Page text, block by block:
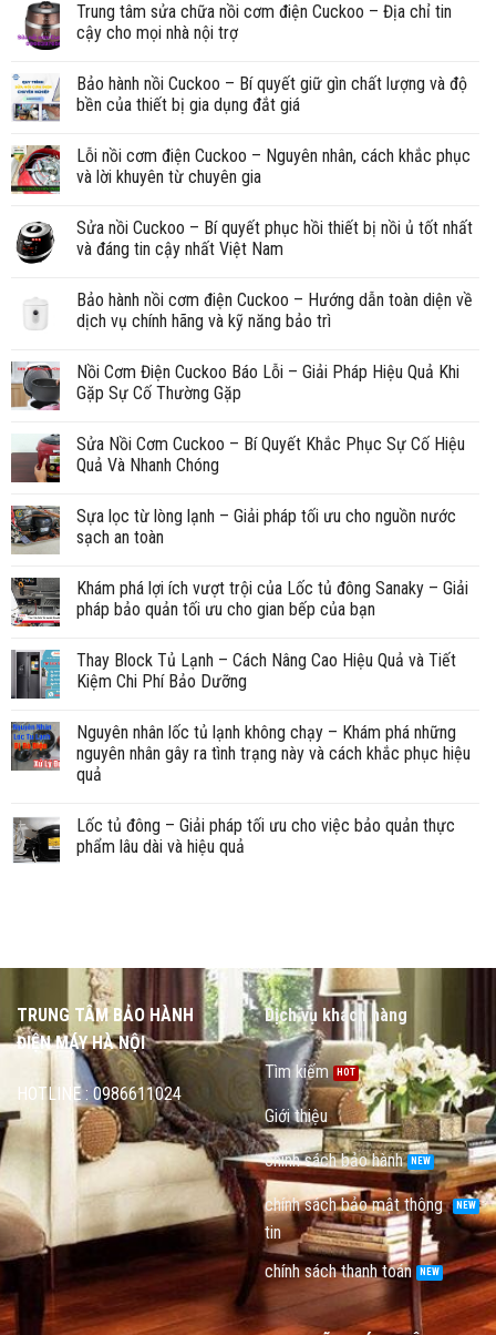
Trung tâm sửa chữa nồi cơm điện Cuckoo – Địa chỉ tin
cậy cho mọi nhà nội trợ
Bảo hành nồi Cuckoo – Bí quyết giữ gìn chất lượng và độ
bền của thiết bị gia dụng đắt giá
Lỗi nồi cơm điện Cuckoo – Nguyên nhân, cách khắc phục
và lời khuyên từ chuyên gia
Sửa nồi Cuckoo – Bí quyết phục hồi thiết bị nồi ủ tốt nhất
và đáng tin cậy nhất Việt Nam
Bảo hành nồi cơm điện Cuckoo – Hướng dẫn toàn diện về
dịch vụ chính hãng và kỹ năng bảo trì
Nồi Cơm Điện Cuckoo Báo Lỗi – Giải Pháp Hiệu Quả Khi
Gặp Sự Cố Thường Gặp
Sửa Nồi Cơm Cuckoo – Bí Quyết Khắc Phục Sự Cố Hiệu
Quả Và Nhanh Chóng
Sựa lọc từ lòng lạnh – Giải pháp tối ưu cho nguồn nước
sạch an toàn
Khám phá lợi ích vượt trội của Lốc tủ đông Sanaky – Giải
pháp bảo quản tối ưu cho gian bếp của bạn
Thay Block Tủ Lạnh – Cách Nâng Cao Hiệu Quả và Tiết
Kiệm Chi Phí Bảo Dưỡng
Nguyên nhân lốc tủ lạnh không chạy – Khám phá những
nguyên nhân gây ra tình trạng này và cách khắc phục hiệu
quả
Lốc tủ đông – Giải pháp tối ưu cho việc bảo quản thực
phẩm lâu dài và hiệu quả
TRUNG TÂM BẢO HÀNH
ĐIỆN MÁY HÀ NỘI
HOTLINE : 0986611024
Dịch vụ khách hàng
Tìm kiếm
Giới thiệu
chính sách bảo hành
chính sách bảo mật thông
tin
chính sách thanh toán